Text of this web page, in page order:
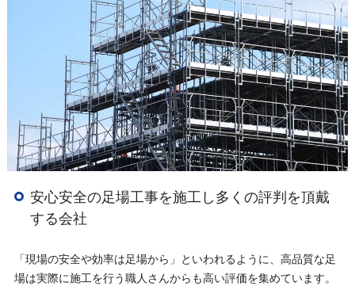
安心安全の足場工事を施工し多くの評判を頂戴
する会社
「現場の安全や効率は足場から」といわれるように、高品質な足
場は実際に施工を行う職人さんからも高い評価を集めています。